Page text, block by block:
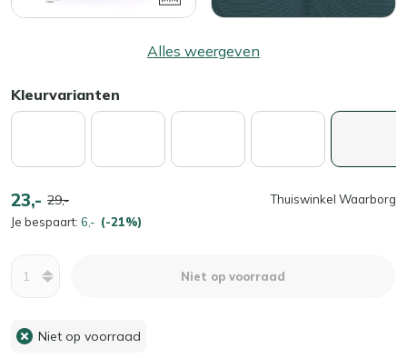
Alles weergeven
Kleurvarianten
23,- 29,-
Je bespaart: 6,- (-21%)
Thuiswinkel Waarborg
Niet op voorraad
Niet op voorraad